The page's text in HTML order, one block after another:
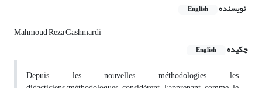
نویسنده English
Mahmoud Reza Gashmardi
چکیده
English
Depuis les nouvelles méthodologies, les